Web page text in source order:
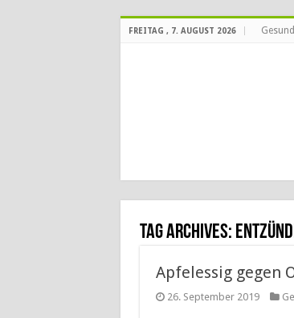
FREITAG , 7. AUGUST 2026
Tag Archives:
Apfelessig gegen
26. September 2019